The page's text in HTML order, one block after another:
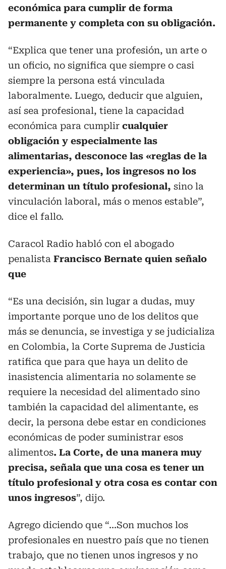
económica para cumplir de forma
permanente y completa con su obligación.
“Explica que tener una profesión, un arte o
un oficio, no significa que siempre o casi
siempre la persona está vinculada
laboralmente. Luego, deducir que alguien,
así sea profesional, tiene la capacidad
económica para cumplir cualquier
obligación y especialmente las
alimentarias, desconoce las «reglas de la
experiencia», pues, los ingresos no los
determinan un título profesional, sino la
vinculación laboral, más o menos estable”,
dice el fallo.
Caracol Radio habló con el abogado
penalista Francisco Bernate quien señalo
que
“Es una decisión, sin lugar a dudas, muy
importante porque uno de los delitos que
más se denuncia, se investiga y se judicializa
en Colombia, la Corte Suprema de Justicia
ratifica que para que haya un delito de
inasistencia alimentaria no solamente se
requiere la necesidad del alimentado sino
también la capacidad del alimentante, es
decir, la persona debe estar en condiciones
económicas de poder suministrar esos
alimentos. La Corte, de una manera muy
precisa, señala que una cosa es tener un
título profesional y otra cosa es contar con
unos ingresos”, dijo.
Agrego diciendo que “...Son muchos los
profesionales en nuestro país que no tienen
trabajo, que no tienen unos ingresos y no